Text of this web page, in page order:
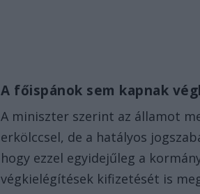
A főispánok sem kapnak
A miniszter szerint az államot
erkölccsel, de a hatályos
hogy ezzel egyidejűleg a
végkielégítések kifizetését is